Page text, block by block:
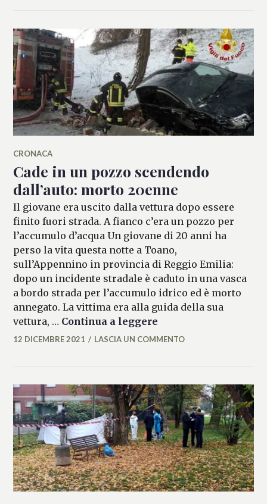
CRONACA
Cade in un pozzo scendendo
dall’auto: morto 20enne
Il giovane era uscito dalla vettura dopo essere
finito fuori strada. A fianco c’era un pozzo per
l’accumulo d’acqua Un giovane di 20 anni ha
perso la vita questa notte a Toano,
sull’Appennino in provincia di Reggio Emilia:
dopo un incidente stradale è caduto in una vasca
a bordo strada per l’accumulo idrico ed è morto
annegato. La vittima era alla guida della sua
vettura, … Continua a leggere
ALESSIA
12 DICEMBRE 2021 LASCIA UN COMMENTO